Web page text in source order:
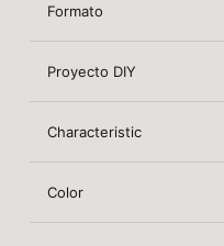
Formato
Proyecto DIY
Characteristic
Color